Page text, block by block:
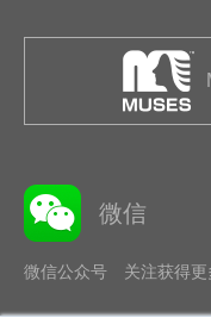
微信
微信公众号 关注获得更